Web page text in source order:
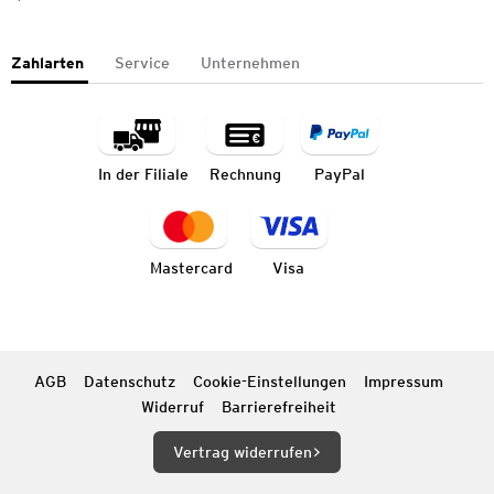
Zahlarten Service Unternehmen
In der Filiale Rechnung PayPal
Mastercard Visa
AGB Datenschutz Cookie-Einstellungen
Impressum
Widerruf
Barrierefreiheit
Vertrag widerrufen